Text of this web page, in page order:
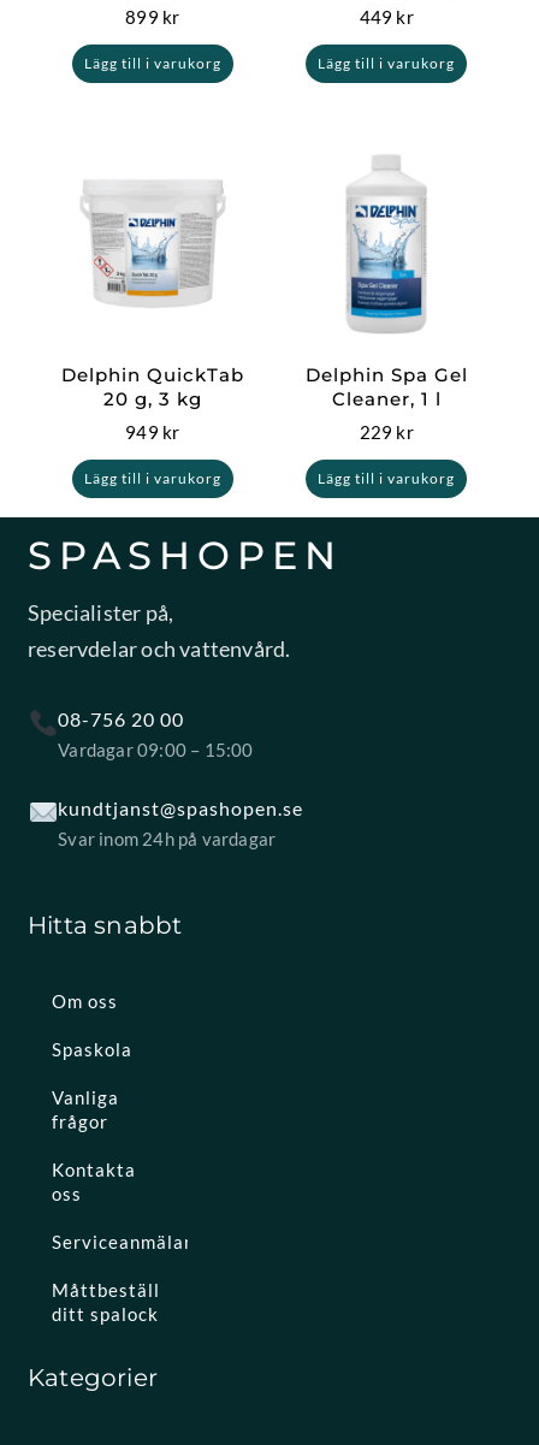
899 kr
Lägg till i varukorg
449 kr
Lägg till i varukorg
Delphin QuickTab
20 g, 3 kg
949 kr
Lägg till i varukorg
Delphin Spa Gel
Cleaner, 1 l
229 kr
Lägg till i varukorg
SPASHOPEN
Specialister på,
reservdelar och vattenvård.
08-756 20 00
Vardagar 09:00 – 15:00
kundtjanst@spashopen.se
Svar inom 24h på vardagar
Hitta snabbt
Om oss
Spaskola
Vanliga
frågor
Kontakta
oss
Serviceanmälan
Måttbeställ
ditt spalock
Kategorier